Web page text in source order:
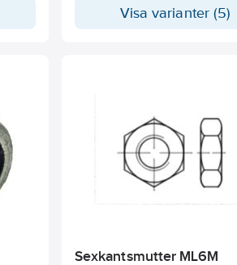
Visa varianter (5)
Sexkantsmutter ML6M